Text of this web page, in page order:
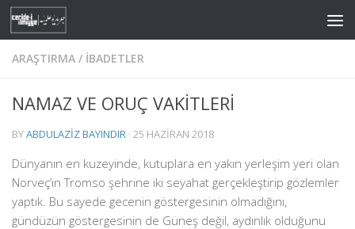
Skip to content
ARAŞTIRMA / İBADETLER
NAMAZ VE ORUÇ VAKİTLERİ
BYABDULAZIZ BAYINDIR · 25 HAZIRAN 2018
Dünyanın en kuzeyinde, kutuplara en yakın yerleşim yeri olan
Norveç’in Tromso şehrine iki seyahat gerçekleştirip gözlemler
yaptık. Bu sayede gecenin göstergesinin olmadığını,
gündüzün göstergesinin de Güneş değil, aydınlık olduğunu